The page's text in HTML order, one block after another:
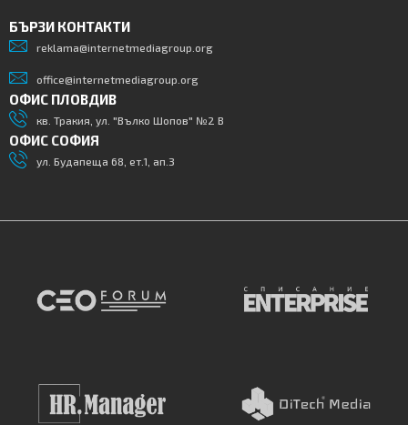
БЪРЗИ КОНТАКТИ
reklama@internetmediagroup.org
office@internetmediagroup.org
ОФИС ПЛОВДИВ
кв. Тракия, ул. "Вълко Шопов" №2 В
ОФИС СОФИЯ
ул. Будапеща 68, ет.1, ап.3